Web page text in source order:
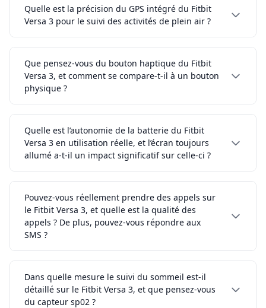
Quelle est la précision du GPS intégré du Fitbit
Versa 3 pour le suivi des activités de plein air ?
Que pensez-vous du bouton haptique du Fitbit
Versa 3, et comment se compare-t-il à un bouton
physique ?
Quelle est l’autonomie de la batterie du Fitbit
Versa 3 en utilisation réelle, et l’écran toujours
allumé a-t-il un impact significatif sur celle-ci ?
Pouvez-vous réellement prendre des appels sur
le Fitbit Versa 3, et quelle est la qualité des
appels ? De plus, pouvez-vous répondre aux
SMS ?
Dans quelle mesure le suivi du sommeil est-il
détaillé sur le Fitbit Versa 3, et que pensez-vous
du capteur sp02 ?